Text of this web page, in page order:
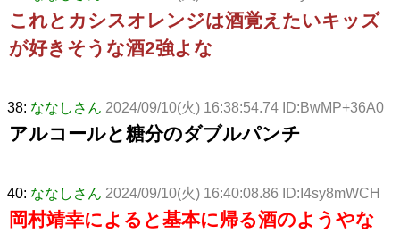
これとカシスオレンジは酒覚えたいキッズ
が好きそうな酒2強よな
38: ななしさん 2024/09/10(火) 16:38:54.74 ID:BwMP+36A0
アルコールと糖分のダブルパンチ
40: ななしさん 2024/09/10(火) 16:40:08.86 ID:I4sy8mWCH
岡村靖幸によると基本に帰る酒のようやな